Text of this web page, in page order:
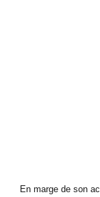
En marge de son